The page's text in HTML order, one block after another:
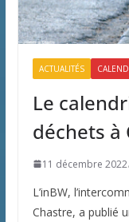
ACTUALITÉS
Le
déchets à
11 décembre 2022
L’inBW,
Chastre, a publié